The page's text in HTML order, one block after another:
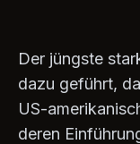
Der jüngste
dazu geführt,
US-
deren